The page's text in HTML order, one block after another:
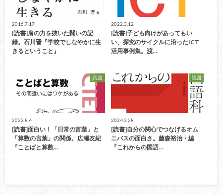
2016.7.17
[読書]肩の力を抜いた闘いの記
録。石川晋『学校でしなやかに生
きるということ』
2022.3.12
[読書]子ども向けがあってもい
い、探究のサイクルに沿ったICT
活用事例集。渡…
読書
2022.8.4
[読書]面白い！「日常の言葉」と
「算数の言葉」の関係。広瀬友紀
『ことばと算数…
読書
2024.3.28
[読書]自分の関心でつなげるオム
ニバスの面白さ。藤森裕治・編
『これからの国語…